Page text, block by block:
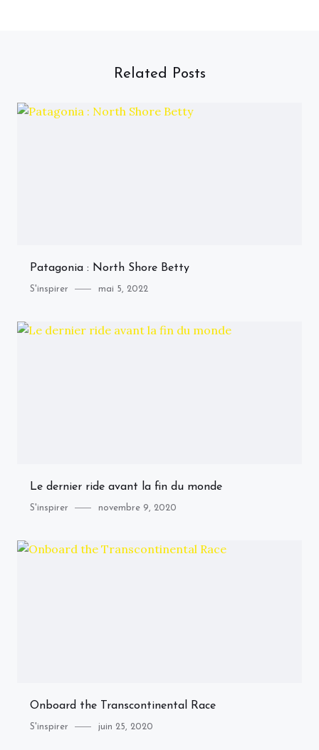
Related Posts
Patagonia : North Shore Betty
Category
S'inspirer
Posted
mai 5, 2022
Le dernier ride avant la fin du monde
Category
S'inspirer
Posted
novembre 9, 2020
Onboard the Transcontinental Race
Category
S'inspirer
Posted
juin 25, 2020